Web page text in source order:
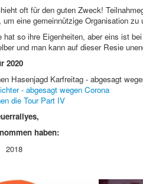
oft für den guten Zweck!
um eine gemeinnützige Organisation zu
hat so ihre Eigenheiten, aber eins ist
und man kann auf dieser Resie
2020
Hasenjagd Karfreitag - abgesagt
- abgesagt wegen Corona
die Tour Part IV
haben:
2018